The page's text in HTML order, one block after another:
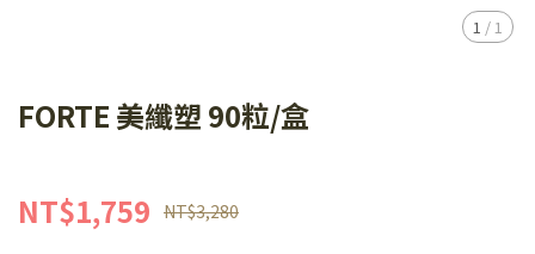
1 / 1
FORTE 美纖塑 90粒/盒
NT$1,759 NT$3,280